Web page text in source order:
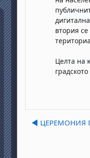
втория
Целта на
◀︎ ЦЕРЕМОНИЯ